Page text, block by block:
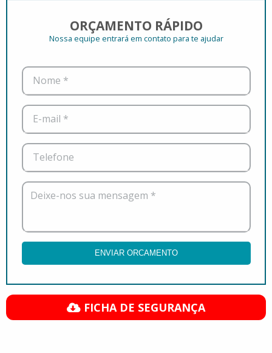
ORÇAMENTO RÁPIDO
Nossa equipe entrará em contato para te ajudar
Nome *
E-mail *
Telefone
Deixe-nos sua mensagem *
ENVIAR ORCAMENTO
FICHA DE SEGURANÇA